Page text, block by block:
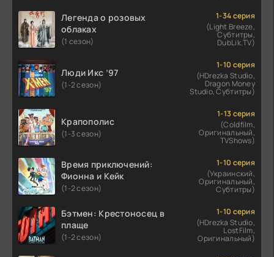
Легенда о розовых
облаках
(1 сезон)
1-34 серия
(Light Breeze,
Субтитры,
DubLik.TV)
Люди Икс ’97
(1-2 сезон)
1-10 серия
(HDrezka Studio,
Dragon Money
Studio, Субтитры)
Крапополис
(1-3 сезон)
1-13 серия
(Coldfilm,
Оригинальный,
TVShows)
Время приключений:
Фионна и Кейк
(1-2 сезон)
1-10 серия
(Украинский,
Оригинальный,
Субтитры)
Бэтмен: Крестоносец в
плаще
(1-2 сезон)
1-10 серия
(HDrezka Studio,
LostFilm,
Оригинальный)